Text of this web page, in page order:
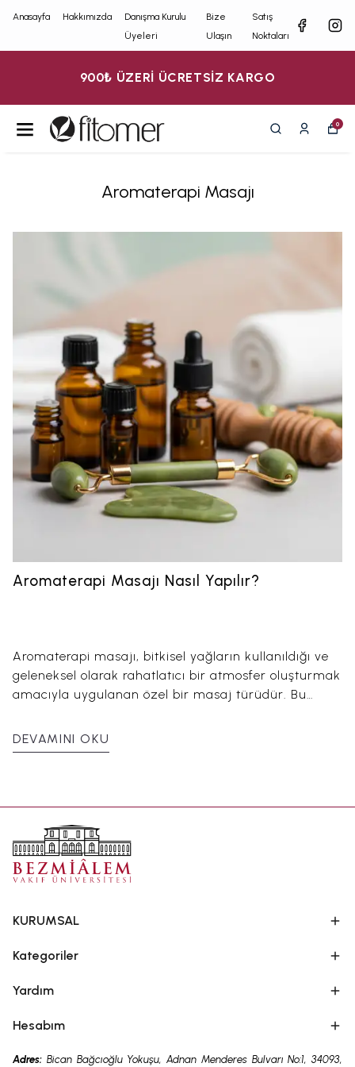
Anasayfa Hakkımızda
Danışma Kurulu
Üyeleri
Bize
Ulaşın
Satış
Noktaları
0
Aromaterapi Masajı
Aromaterapi Masajı Nasıl Yapılır?
Aromaterapi masajı, bitkisel yağların kullanıldığı ve
geleneksel olarak rahatlatıcı bir atmosfer oluşturmak
amacıyla uygulanan özel bir masaj türüdür. Bu
deneyim sunmak amacıyla tercih edilmektedir. Doğal
içeriklerin kullanıldığı bu uygulama, kişinin kendine
detaylı yönlerini ve nasıl uygulandığını inceleyeceğiz.
Bununla birlikte, bu tür masajın faydalarını en üst
seviyeye çıkarmanın yollarını anlamak için önemli bir
adımıdır.
DEVAMINI OKU
KURUMSAL
Kategoriler
Yardım
Hesabım
Adres: Bican Bağcıoğlu Yokuşu, Adnan Menderes Bulvarı No:1, 34093,